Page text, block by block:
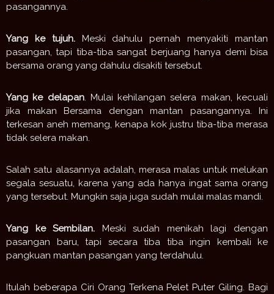
pasangannya.
Yang ke tujuh.Meski dahulu pernah menyakitimantan
pasangan, tapi tiba-tiba sangat berjuang hanya demi bisa
bersama orang yang dahulu disakiti tersebut.
Yang ke delapan. Mulai kehilangan selera makan, kecuali
jika makan Bersama dengan mantan pasangannya. Ini
terkesan aneh memang, kenapa kok justru tiba-tiba merasa
tidak selera makan.
Salah satu alasannya adalah, merasa malas untuk melukan
segala sesuatu, karena yang ada hanya ingat sama orang
yang tersebut. Mungkin saja juga sudah mulai malas mandi.
Yang ke Sembilan. Meski sudah menikah lagi dengan
pasangan baru, tapi secara tiba tiba ingin kembali ke
pangkuan mantan pasangan yang terdahulu.
Itulah beberapa Ciri Orang Terkena Pelet Puter Giling. Bagi